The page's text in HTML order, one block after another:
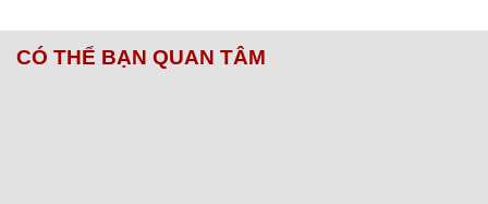
CÓ THỂ BẠN QUAN TÂM